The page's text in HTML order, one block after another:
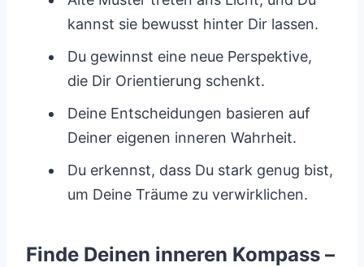
kannst sie bewusst hinter Dir lassen.
Du gewinnst eine neue Perspektive,
die Dir Orientierung schenkt.
Deine Entscheidungen basieren auf
Deiner eigenen inneren Wahrheit.
Du erkennst, dass Du stark genug bist,
um Deine Träume zu verwirklichen.
Finde Deinen inneren Kompass –